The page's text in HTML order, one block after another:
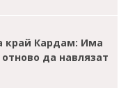
край Кардам: Има
да навлязат